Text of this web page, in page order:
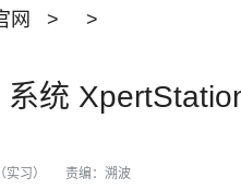
网 > >
统
实习） 责编： 溯波